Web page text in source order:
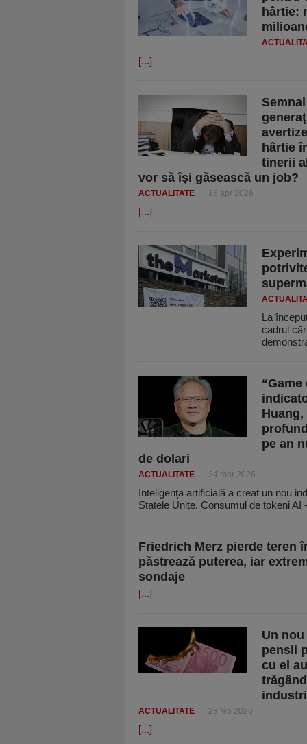
hârtie:
[...]
hârtie
tinerii
vor să îşi găsească un job?
ACTUALITATE 16 apr 2026
[...]
La
cadrul
pe an
de dolari
ACTUALITATE 24 mar 2026
Inteligenţa artificială a creat un nou
Statele Unite. Consumul de tokeni AI
Friedrich Merz pierde teren
păstrează puterea, iar
sondaje
[...]
Un
pensii
cu el
ACTUALITATE 23 feb 2026
[...]